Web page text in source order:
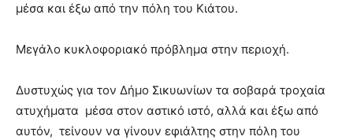
μέσα και έξω από την πόλη του Κιάτου.
Μεγάλο κυκλοφοριακό πρόβλημα στην περιοχή.
Δυστυχώς για τον Δήμο Σικυωνίων τα σοβαρά τροχαία
ατυχήματα μέσα στον αστικό ιστό, αλλά και έξω από
αυτόν, τείνουν να γίνουν εφιάλτης στην πόλη του